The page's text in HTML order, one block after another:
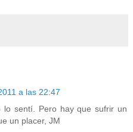
a las 22:47
sentí. Pero hay que sufrir un
un placer, JM